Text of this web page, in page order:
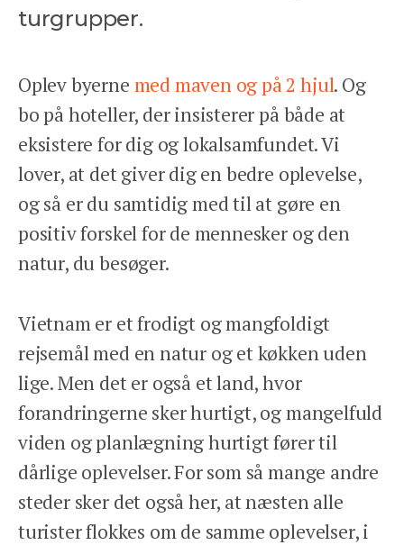
turgrupper.
Oplev byerne med maven og på 2 hjul. Og
bo på hoteller, der insisterer på både at
eksistere for dig og lokalsamfundet. Vi
lover, at det giver dig en bedre oplevelse,
og så er du samtidig med til at gøre en
positiv forskel for de mennesker og den
natur, du besøger.
Vietnam er et frodigt og mangfoldigt
rejsemål med en natur og et køkken uden
lige. Men det er også et land, hvor
forandringerne sker hurtigt, og mangelfuld
viden og planlægning hurtigt fører til
dårlige oplevelser. For som så mange andre
steder sker det også her, at næsten alle
turister flokkes om de samme oplevelser, i